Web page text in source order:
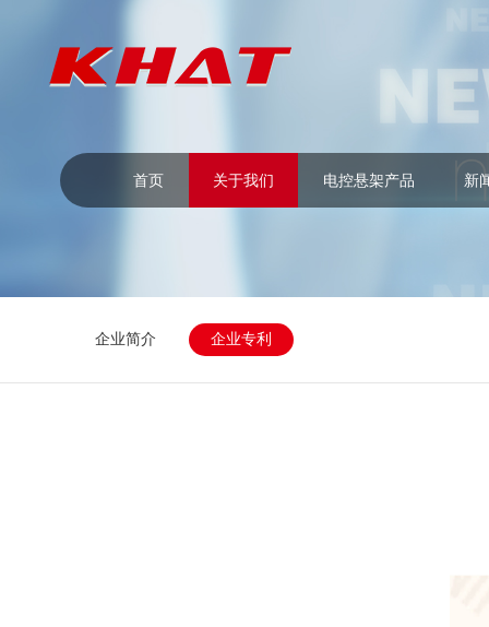
首页 关于我们 电控悬架产品 新
企业简介 企业专利